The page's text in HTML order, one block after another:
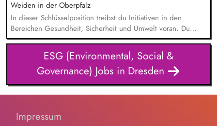
unterstützt Du die Sparkassen bei der Umsetzung
bestmöglich. Du beantwortest Supportanfragen und betreust
unsere Kunden und Gremien. Du entwickelst die
Kommunikationskanäle weiter und siehst KI als Chance.
Weiden in der Oberpfalz
In dieser Schlüsselposition treibst du Initiativen in den
Bereichen Gesundheit, Sicherheit und Umwelt voran. Du
bringst eigene Ideen ein, setzt Verbesserungen um und
förderst einen sicheren Arbeitsplatz. Durchführen und
Sicherstellen der Einhaltung von Gesundheits-, Arbeitsschutz-
und Umweltinitiativen in unseren deutschen Niederlassungen,
Sicherstellen der Einhaltung der deutschen HSE-
Gesetzgebung, Erstellen und Aktualisieren von
Durchführen interner Audits und Unterstützung in Verbindung
ESG (Environmental, Social &
Governance) Jobs in Dresden
Impressum